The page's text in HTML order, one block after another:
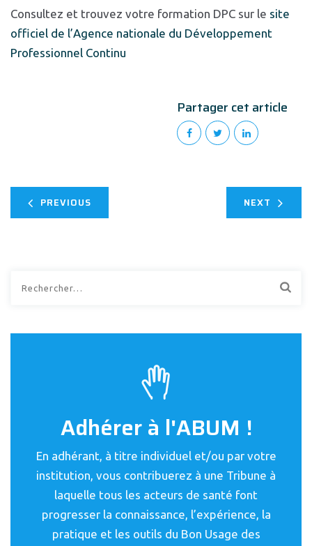
Consultez et trouvez votre formation DPC sur le site
officiel de l’Agence nationale du Développement
Professionnel Continu
Partager cet article
PREVIOUS NEXT
Adhérer à l'ABUM !
En adhérant, à titre individuel et/ou par votre
institution, vous contribuerez à une Tribune à
laquelle tous les acteurs de santé font
progresser la connaissance, l’expérience, la
pratique et les outils du Bon Usage des